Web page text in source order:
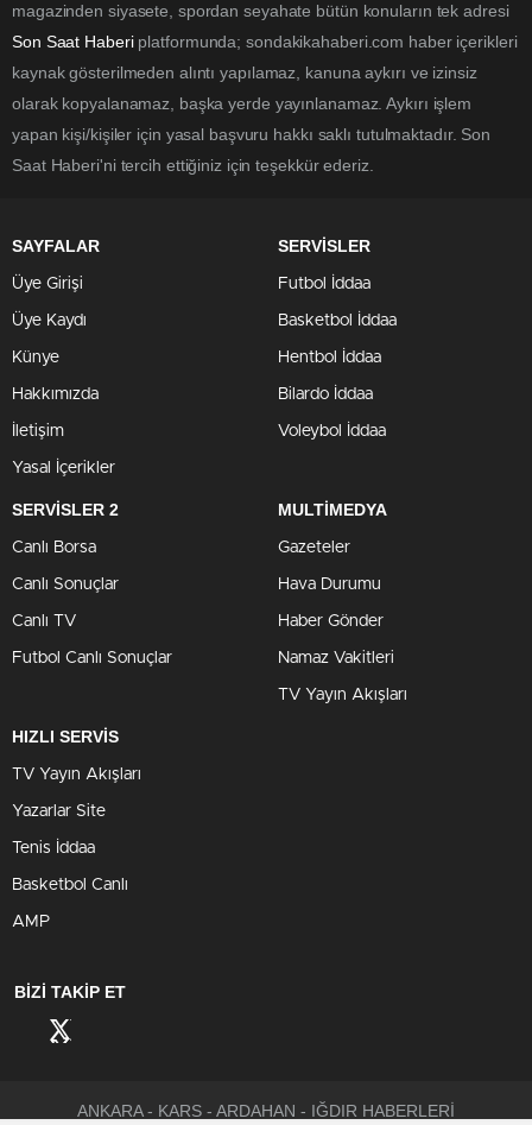
magazinden siyasete, spordan seyahate bütün konuların tek adresi
Son Saat Haberiplatformunda; sondakikahaberi.com haber içerikleri
kaynak gösterilmeden alıntı yapılamaz, kanuna aykırı ve izinsiz
olarak kopyalanamaz, başka yerde yayınlanamaz. Aykırı işlem
yapan kişi/kişiler için yasal başvuru hakkı saklı tutulmaktadır. Son
Saat Haberi'ni tercih ettiğiniz için teşekkür ederiz.
SAYFALAR
Üye Girişi
Üye Kaydı
Künye
Hakkımızda
İletişim
Yasal İçerikler
SERVİSLER
Futbol İddaa
Basketbol İddaa
Hentbol İddaa
Bilardo İddaa
Voleybol İddaa
SERVİSLER 2
Canlı Borsa
Canlı Sonuçlar
Canlı TV
Futbol Canlı Sonuçlar
MULTİMEDYA
Gazeteler
Hava Durumu
Haber Gönder
Namaz Vakitleri
TV Yayın Akışları
HIZLI SERVİS
TV Yayın Akışları
Yazarlar Site
Tenis İddaa
Basketbol Canlı
AMP
BİZİ TAKİP ET
ANKARA - KARS - ARDAHAN - IĞDIR HABERLERİ